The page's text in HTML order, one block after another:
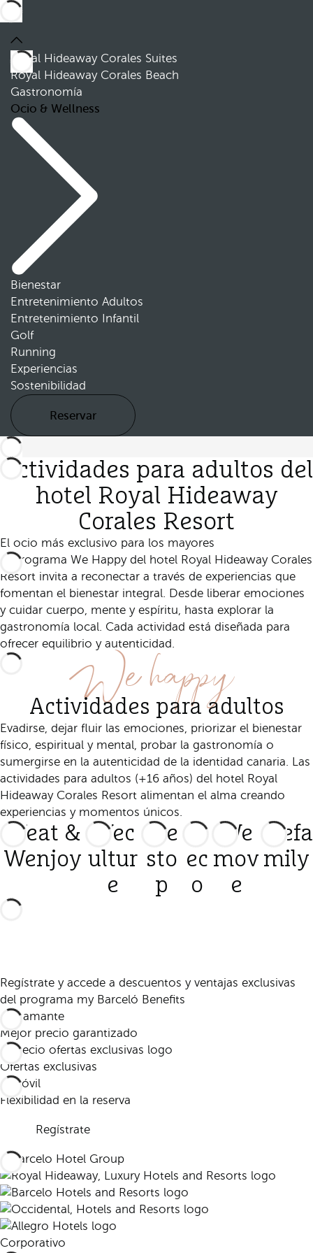
Royal Hideaway Corales Suites
Royal Hideaway Corales Beach
Gastronomía
Ocio & Wellness
Bienestar
Entretenimiento Adultos
Entretenimiento Infantil
Golf
Running
Experiencias
Sostenibilidad
Reservar
Actividades para adultos del
hotel Royal Hideaway
Corales Resort
El ocio más exclusivo para los mayores
El programa We Happy del hotel Royal Hideaway Corales
Resort invita a reconectar a través de experiencias que
fomentan el bienestar integral. Desde liberar emociones
y cuidar cuerpo, mente y espíritu, hasta explorar la
gastronomía local. Cada actividad está diseñada para
ofrecer equilibrio y autenticidad.
We happy
Actividades para adultos
Evadirse, dejar fluir las emociones, priorizar el bienestar
físico, espiritual y mental, probar la gastronomía o
sumergirse en la autenticidad de la identidad canaria. Las
actividades para adultos (+16 años) del hotel Royal
Hideaway Corales Resort alimentan el alma creando
experiencias y momentos únicos.
Weat &
Wenjoy
Wec
ultur
e
We
sto
p
W
ec
o
We
mov
e
Wefa
mily
Regístrate y accede a descuentos y ventajas exclusivas
del programa my Barceló Benefits
Mejor precio garantizado
Ofertas exclusivas
Flexibilidad en la reserva
Regístrate
Corporativo